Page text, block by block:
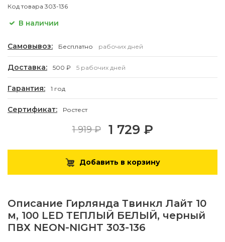
Код товара 303-136
В наличии
Самовывоз: Бесплатно рабочих дней
Доставка: 500 ₽ 5 рабочих дней
Гарантия: 1 год
Сертификат: Ростест
1 919 ₽ 1 729 ₽
Добавить в корзину
Описание Гирлянда Твинкл Лайт 10
м, 100 LED ТЕПЛЫЙ БЕЛЫЙ, черный
ПВХ NEON-NIGHT 303-136